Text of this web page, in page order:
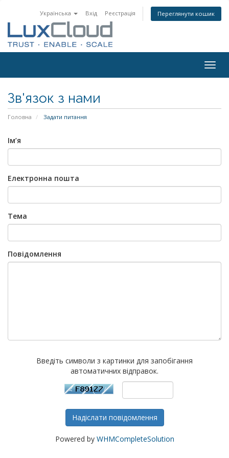
Українська Вхід Реєстрація Переглянути кошик
Зв'язок з нами
Головна Задати питання
Ім’я
Електронна пошта
Тема
Повідомлення
Введіть символи з картинки для запобігання
автоматичних відправок.
Надіслати повідомлення
Powered by WHMCompleteSolution